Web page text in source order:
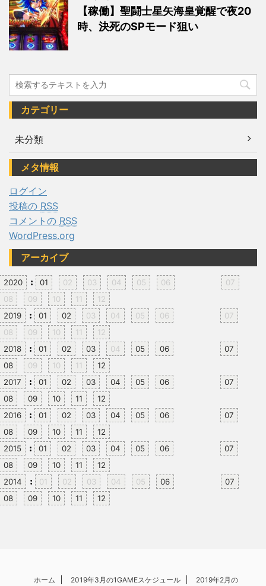
【稼働】聖闘士星矢海皇覚醒で夜20
時、決死のSPモード狙い
カテゴリー
未分類
メタ情報
ログイン
投稿の RSS
コメントの RSS
WordPress.org
アーカイブ
2020 : 01 02 03 04 05 06
07
08
09 10 11
12
2019
: 01 02 03 04 05 06
07
08
09 10 11
12
2018
: 01 02 03 04 05 06
07
08
09 10 11
12
2017
: 01 02 03 04 05 06
07
08
09 10 11
12
2016
: 01 02 03 04 05 06
07
08
09 10 11
12
2015
: 01 02 03 04 05 06
07
08
09 10 11
12
2014
: 01 02 03 04 05 06
07
08
09 10 11 12
ホーム 2019年3月の1GAMEスケジュール 2019年2月の